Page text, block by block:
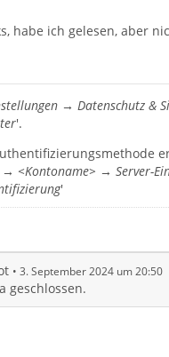
habe ich gelesen, aber
→ Datenschutz &
'.
→ <Kontoname> → Server-
'
3. September 2024 um 20:50
geschlossen.